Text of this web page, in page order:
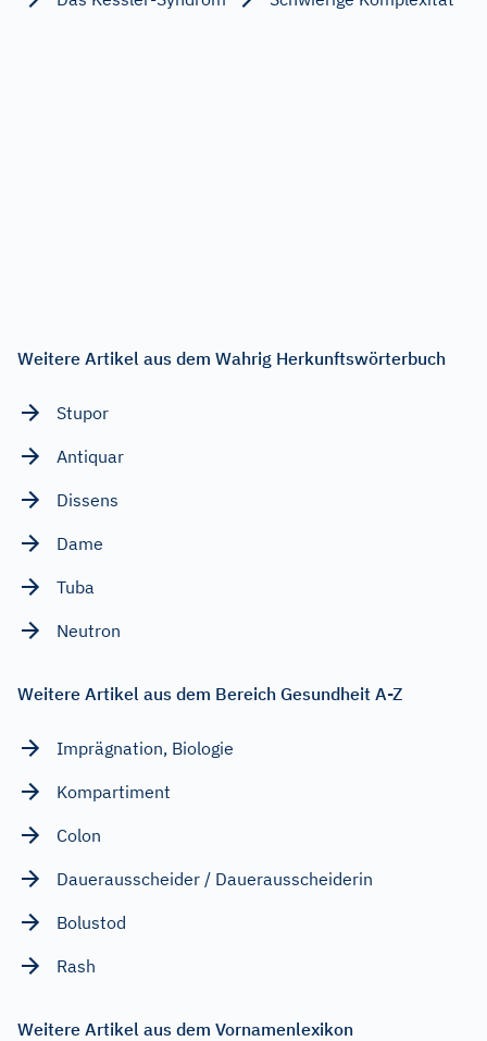
Weitere Artikel aus dem Wahrig Herkunftswörterbuch
Stupor
Antiquar
Dissens
Dame
Tuba
Neutron
Weitere Artikel aus dem Bereich Gesundheit A-Z
Imprägnation, Biologie
Kompartiment
Colon
Dauerausscheider / Dauerausscheiderin
Bolustod
Rash
Weitere Artikel aus dem Vornamenlexikon